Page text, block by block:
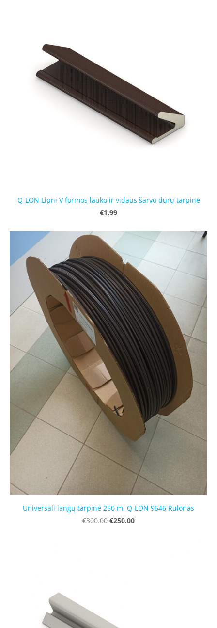
Q-LON Lipni V formos lauko ir vidaus šarvo durų tarpinė
€1.99
Universali langų tarpinė 250 m. Q-LON 9646 Rulonas
€300.00 €250.00